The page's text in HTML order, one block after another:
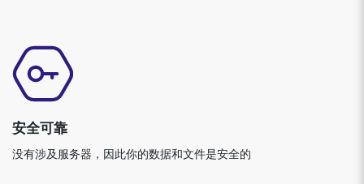
安全可靠
没有涉及服务器，因此你的数据和文件是安全的